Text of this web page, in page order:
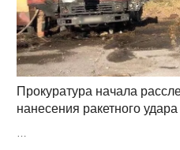
Прокуратура начала
нанесения ракетного
…